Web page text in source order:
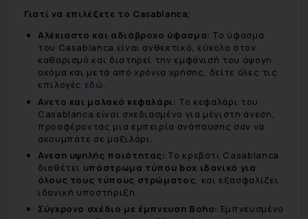
Γιατί να επιλέξετε το Casablanca;
Αλέκιαστο και αδιάβροχο ύφασμα: Το ύφασμα
του Casablanca είναι ανθεκτικό, εύκολο στον
καθαρισμό και διατηρεί την εμφάνισή του άψογη
ακόμα και μετά από χρόνια χρήσης, δείτε όλες τις
επιλογές εδώ.
Ανετο και μαλακό κεφαλάρι: Το κεφαλάρι του
Casablanca είναι σχεδιασμένο για μέγιστη άνεση,
προσφέροντας μια εμπειρία ανάπαυσης σαν να
ακουμπάτε σε μαξιλάρι.
Ανεση υψηλής ποιότητας: Το κρεβάτι Casablanca
διαθέτει υπόστρωμα τύπου box ιδανικό για
όλους τους τύπους στρώματος, και εξασφαλίζει
ιδανική υποστήριξη.
Σύγχρονο σχέδιο με έμπνευση Boho: Εμπνευσμένο